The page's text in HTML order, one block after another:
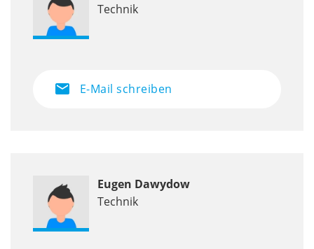
Technik
mail E-Mail schreiben
Eugen Dawydow
Technik